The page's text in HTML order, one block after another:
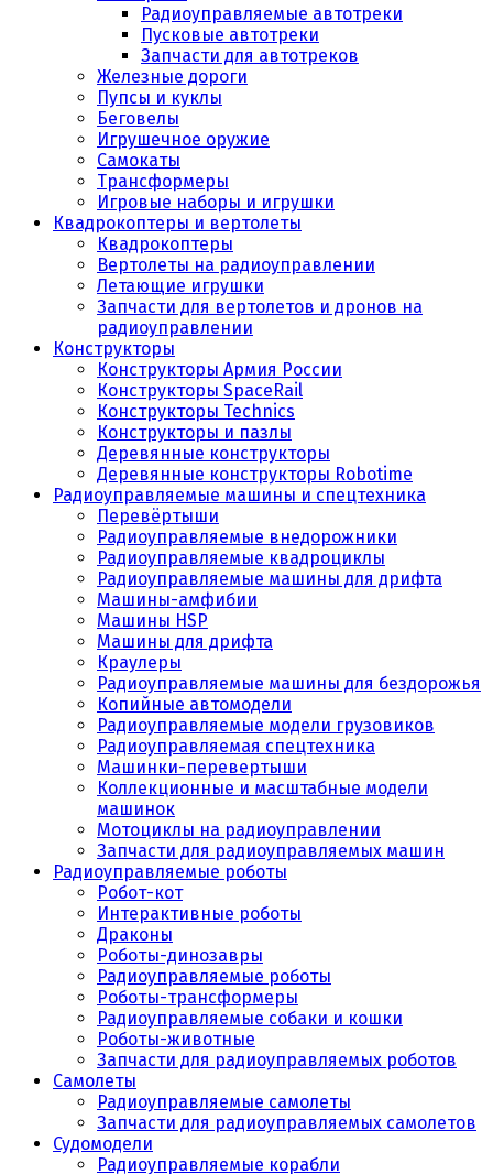
Радиоуправляемые автотреки
Пусковые автотреки
Запчасти для автотреков
Железные дороги
Пупсы и куклы
Беговелы
Игрушечное оружие
Самокаты
Трансформеры
Игровые наборы и игрушки
Квадрокоптеры и вертолеты
Квадрокоптеры
Вертолеты на радиоуправлении
Летающие игрушки
Запчасти для вертолетов и дронов на
радиоуправлении
Конструкторы
Конструкторы Армия России
Конструкторы SpaceRail
Конструкторы Technics
Конструкторы и пазлы
Деревянные конструкторы
Деревянные конструкторы Robotime
Радиоуправляемые машины и спецтехника
Перевёртыши
Радиоуправляемые внедорожники
Радиоуправляемые квадроциклы
Радиоуправляемые машины для дрифта
Машины-амфибии
Машины HSP
Машины для дрифта
Краулеры
Радиоуправляемые машины для бездорожья
Копийные автомодели
Радиоуправляемые модели грузовиков
Радиоуправляемая спецтехника
Машинки-перевертыши
Коллекционные и масштабные модели
машинок
Мотоциклы на радиоуправлении
Запчасти для радиоуправляемых машин
Радиоуправляемые роботы
Робот-кот
Интерактивные роботы
Драконы
Роботы-динозавры
Радиоуправляемые роботы
Роботы-трансформеры
Радиоуправляемые собаки и кошки
Роботы-животные
Запчасти для радиоуправляемых роботов
Самолеты
Радиоуправляемые самолеты
Запчасти для радиоуправляемых самолетов
Судомодели
Радиоуправляемые корабли